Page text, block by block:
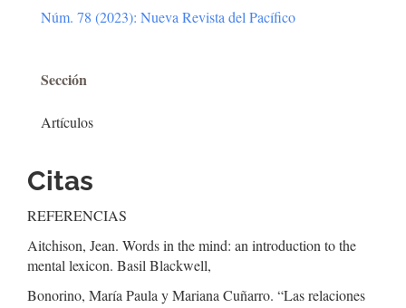
Núm. 78 (2023): Nueva Revista del Pacífico
Sección
Artículos
Citas
REFERENCIAS
Aitchison, Jean. Words in the mind: an introduction to the
mental lexicon. Basil Blackwell,
Bonorino, María Paula y Mariana Cuñarro. “Las relaciones